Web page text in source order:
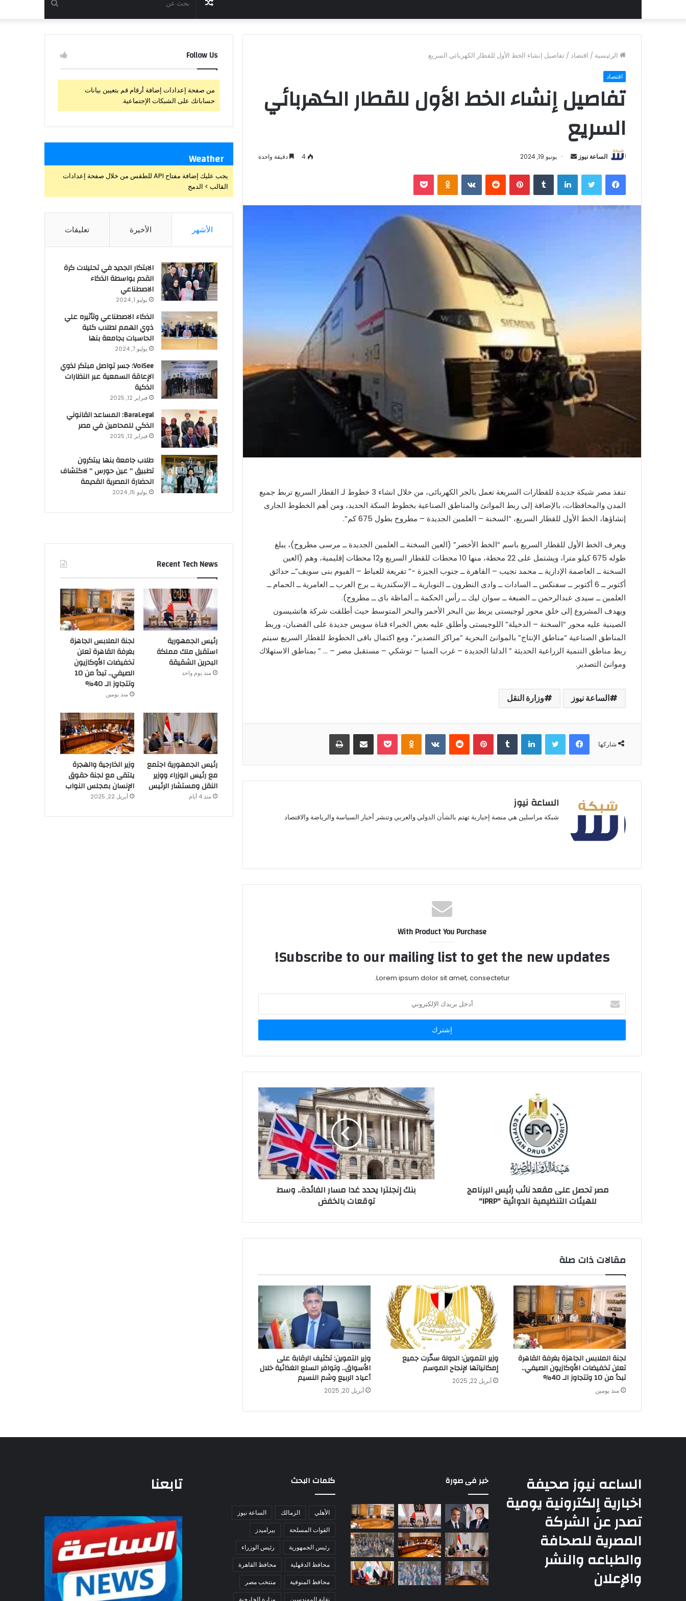
بحث
عن
مقال
عشوائي
الرئيسية / اقتصاد / تفاصيل إنشاء الخط الأول للقطار الكهربائي السريع
اقتصاد
تفاصيل إنشاء الخط الأول للقطار الكهربائي
السريع
الساعة نيوز
أرسل
إلكترونيا
يونيو 19, 2024 4 دقيقة واحدة
فيسبوكتويتر لينكدإن بينتيريست Odnoklassniki
بوكيت
تنفذ مصر شبكة جديدة للقطارات السريعة تعمل بالجر الكهربائى، من خلال انشاء 3 خطوط لـ القطار السريع تربط جميع
المدن والمحافظات، بالإضافة إلى ربط الموانئ والمناطق الصناعية بخطوط السكة الحديد، ومن أهم الخطوط الجارى
إنشاؤها، الخط الأول للقطار السريع، “السخنة – العلمين الجديدة – مطروح بطول 675 كم”.
ويعرف الخط الأول للقطار السريع باسم “الخط الأخضر” (العين السخنة ــ العلمين الجديدة ــ مرسى مطروح)، يبلغ
طوله 675 كيلو مترا، ويشتمل على 22 محطة، منها 10 محطات للقطار السريع و12 محطات إقليمية، وهم (العين
السخنة ــ العاصمة الإدارية ــ محمد نجيب – القاهرة ــ جنوب الجيزة -” تفريعة للعياط – الفيوم بنى سويف”ــ حدائق
أكتوبر ــ 6 أكتوبر ــ سفنكس ــ السادات ــ وادى النطرون ــ النوبارية ــ الإسكندرية ــ برج العرب ــ العامرية ــ الحمام ــ
العلمين ــ سيدى عبدالرحمن ــ الضبعة ــ سوان ليك ــ رأس الحكمة ــ ألماظة باى ــ مطروح).
ويهدف المشروع إلى خلق محور لوجيستى يربط بين البحر الأحمر والبحر المتوسط حيث أطلقت شركة هاتشيسون
الصينية عليه محور “السخنة – الدخيلة” اللوجيستى وأطلق عليه بعض الخبراء قناة سويس جديدة على القضبان، وربط
المناطق الصناعية “مناطق الإنتاج” بالموانئ البحرية “مراكز التصدير”، ومع اكتمال باقى الخطوط للقطار السريع سيتم
ربط مناطق التنمية الزراعية الحديثة ” الدلتا الجديدة – غرب المنيا – توشكي – مستقبل مصر – … ” بمناطق الاستهلاك
وموانئ التصدير.
الساعة نيوز وزارة النقل
شاركها
فيسبوكتويتر لينكدإن بينتيريست Odnoklassniki
بوكيت مشاركة عبر البريد طباعة
الساعة نيوز
شبكة مراسلين هي منصة إخبارية تهتم بالشأن الدولي والعربي وتنشر أخبار السياسة والرياضة والاقتصاد
With Product You Purchase
Subscribe to our mailing list to get the new updates!
Lorem ipsum dolor sit amet, consectetur.
أدخل
بريدك
الإلكتروني
مصر تحصل على مقعد نائب رئيس البرنامج
للهيئات التنظيمية الدوائية "IPRP"
بنك إنجلترا يحدد غدا مسار الفائدة.. وسط
توقعات بالخفض
مقالات ذات صلة
لجنة الملابس الجاهزة بغرفة القاهرة
تعلن تخفيضات الأوكازيون الصيفي..
تبدأ من 10 وتتجاوز الـ 40%
منذ يومين
وزير التموين: الدولة سخّرت جميع
إمكانياتها لإنجاح الموسم
أبريل 22, 2025
وزير التموين: تكثيف الرقابة على
الأسواق.. وتوافر السلع الغذائية خلال
أعياد الربيع وشم النسيم
أبريل 20, 2025
Follow Us
من صفحة إعدادات إضافة أرقام قم بتعيين بيانات
حساباتك على الشبكات الإجتماعية.
Weather
يجب عليك إضافة مفتاح API للطقس من خلال صفحة إعدادات
القالب > الدمج
الأشهر الأخيرة تعليقات
الابتكار الجديد في تحليلات كرة
القدم بواسطة الذكاء
الاصطناعي
يوليو 1, 2024
الذكاء الاصطناعي وتأثيره علي
ذوي الهمم لطلاب كلية
الحاسبات بجامعة بنها
يوليو 7, 2024
VoiSee: جسر تواصل مبتكر لذوي
الإعاقة السمعية عبر النظارات
الذكية
فبراير 12, 2025
BaraLegal: المساعد القانوني
الذكي للمحامين في مصر
فبراير 12, 2025
طلاب جامعة بنها يبتكرون
تطبيق ” عين حورس ” لاكتشاف
الحضارة المصرية القديمة
يوليو 15, 2024
Recent Tech News
رئيس الجمهورية
استقبل ملك مملكة
البحرين الشقيقة
منذ يوم واحد
لجنة الملابس الجاهزة
بغرفة القاهرة تعلن
تخفيضات الأوكازيون
الصيفي.. تبدأ من 10
وتتجاوز الـ 40%
منذ يومين
رئيس الجمهورية اجتمع
مع رئيس الوزراء ووزير
النقل ومستشار الرئيس
منذ 4 أيام
وزير الخارجية والهجرة
يلتقى مع لجنة حقوق
الإنسان بمجلس النواب
أبريل 22, 2025
الساعه نيوز صحيفة
اخبارية إلكترونية يومية
تصدر عن الشركة
المصرية للصحافة
والطباعه والنشر
والإعلان
خبر فى صورة كلمات البحث
الأهلي الزمالك
الساعة نيوز
القوات المسلحة
بيراميدز
رئيس الجمهورية
رئيس الوزراء
محافظ الدقهلية
محافظ القاهرة
محافظ المنوفية
منتخب مصر
نقابة المهندسين
وزارة الخارجية
تابعنا